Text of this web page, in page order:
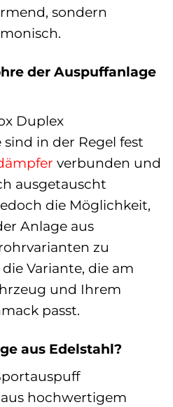
sondern
der Auspuffanlage
Duplex
in der Regel fest
verbunden und
ausgetauscht
die Möglichkeit,
Anlage aus
zu
Variante, die am
und Ihrem
passt.
aus Edelstahl?
hochwertigem